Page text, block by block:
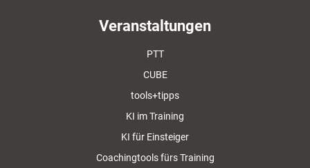
Veranstaltungen
PTT
CUBE
tools+tipps
KI im Training
KI für Einsteiger
Coachingtools fürs Training